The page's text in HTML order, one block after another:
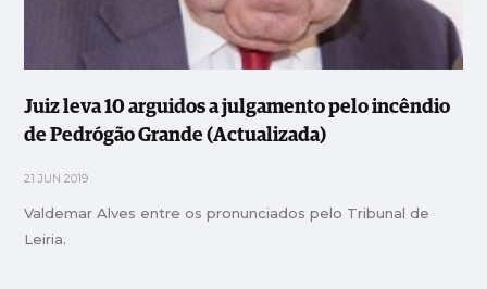
Juiz leva 10 arguidos a julgamento pelo incêndio
de Pedrógão Grande (Actualizada)
21 JUN 2019
Valdemar Alves entre os pronunciados pelo Tribunal de
Leiria.